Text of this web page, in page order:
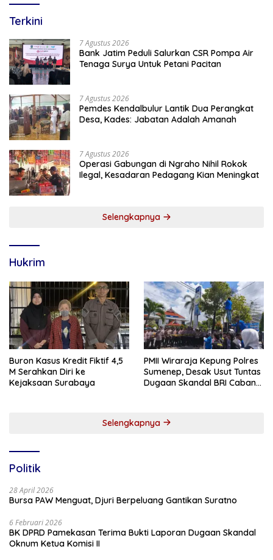
Terkini
7 Agustus 2026
Bank Jatim Peduli Salurkan CSR Pompa Air
Tenaga Surya Untuk Petani Pacitan
7 Agustus 2026
Pemdes Kendalbulur Lantik Dua Perangkat
Desa, Kades: Jabatan Adalah Amanah
7 Agustus 2026
Operasi Gabungan di Ngraho Nihil Rokok
Ilegal, Kesadaran Pedagang Kian Meningkat
Selengkapnya
Hukrim
Buron Kasus Kredit Fiktif 4,5
M Serahkan Diri ke
Kejaksaan Surabaya
PMII Wiraraja Kepung Polres
Sumenep, Desak Usut Tuntas
Dugaan Skandal BRI Cabang
Selengkapnya
Politik
28 April 2026
Bursa PAW Menguat, Djuri Berpeluang Gantikan Suratno
6 Februari 2026
BK DPRD Pamekasan Terima Bukti Laporan Dugaan Skandal
Oknum Ketua Komisi II